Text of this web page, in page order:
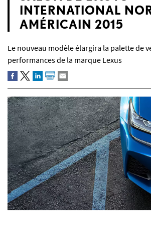
INTERNATIONAL
AMÉRICAIN 2015
Le nouveau modèle élargira la palette de
performances de la marque Lexus